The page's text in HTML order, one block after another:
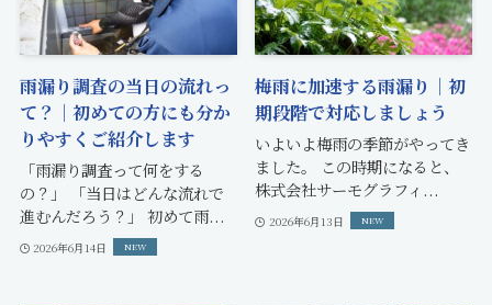
雨漏り調査の当日の流れっ
て？｜初めての方にも分か
りやすくご紹介します
「雨漏り調査って何をする
の？」 「当日はどんな流れで
進むんだろう？」 初めて雨...
2026年6月14日
梅雨に加速する雨漏り｜初
期段階で対応しましょう
いよいよ梅雨の季節がやってき
ました。 この時期になると、
株式会社サーモグラフィ...
2026年6月13日